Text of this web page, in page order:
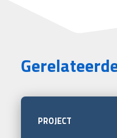
PROJECT